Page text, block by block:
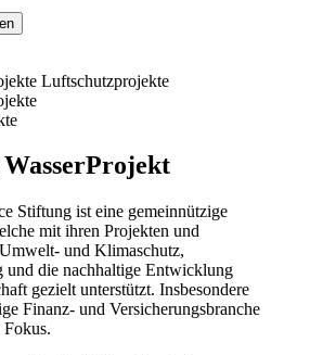
Luftschutzprojekte
Stiftung ist eine gemeinnützige
mit ihren Projekten und
und Klimaschutz,
und die nachhaltige Entwicklung
gezielt unterstützt. Insbesondere
Finanz- und Versicherungsbranche
Fokus.